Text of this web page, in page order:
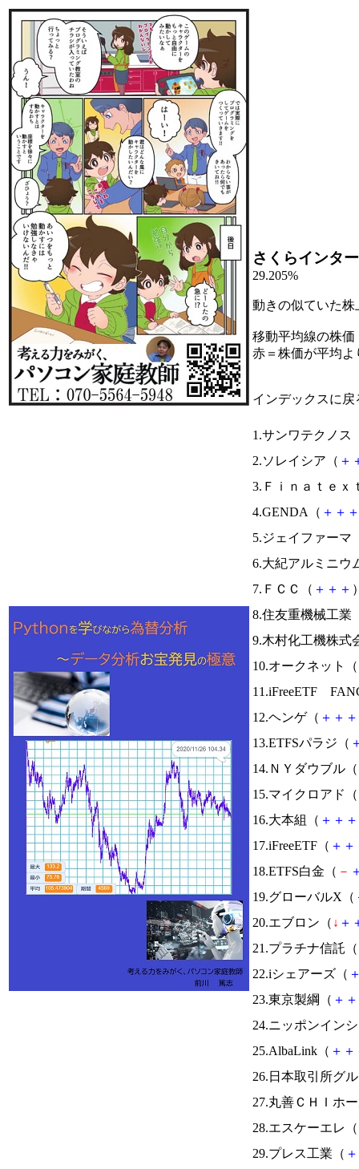
さくらインタ
29.205%
動きの似ていた
移動平均線の株価
赤＝株価が平均
インデックスに戻
1.サンワテクノス
2.ソレイシア（ ＋
3.Ｆｉｎａｔｅｘ
4.GENDA（ ＋ ＋ ＋
5.ジェイファーマ
6.大紀アルミニウ
7.ＦＣＣ（ ＋ ＋ ＋
8.住友重機械工業
9.木村化工機株式
10.オークネット（
11.iFreeETF
12.ヘンゲ（ ＋ ＋ ＋
13.ETFSパラジ（
14.ＮＹダウブル（
15.マイクロアド（
16.大本組（ ＋ ＋ ＋
17.iFreeETF（ ＋ ＋
18.ETFS白金（ －
19.グローバルX（
20.エブロン（ ↓ ＋
21.プラチナ信託（
22.iシェアーズ（
23.東京製綱（ ＋ ＋
24.ニッポンイン
25.AlbaLink（ ＋ ＋
26.日本取引所グ
27.丸善ＣＨＩホ
28.エスケーエレ（
29.プレス工業（ ＋